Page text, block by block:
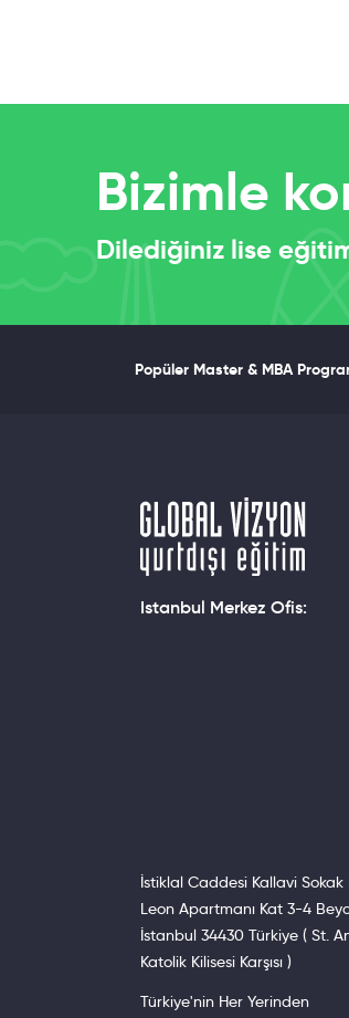
Bizimle
Dilediğiniz lise
Popüler Master & MBA
Istanbul Merkez Ofis:
İstiklal Caddesi Kallavi Sokak
Leon Apartmanı Kat 3-4
İstanbul 34430 Türkiye ( St.
Katolik Kilisesi Karşısı )
Türkiye'nin Her Yerinden